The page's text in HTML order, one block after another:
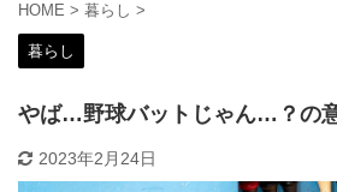
HOME > 暮らし >
暮らし
やば…野球バットじゃん…？の
2023年2月24日